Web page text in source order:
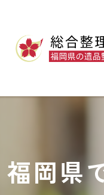
福岡県